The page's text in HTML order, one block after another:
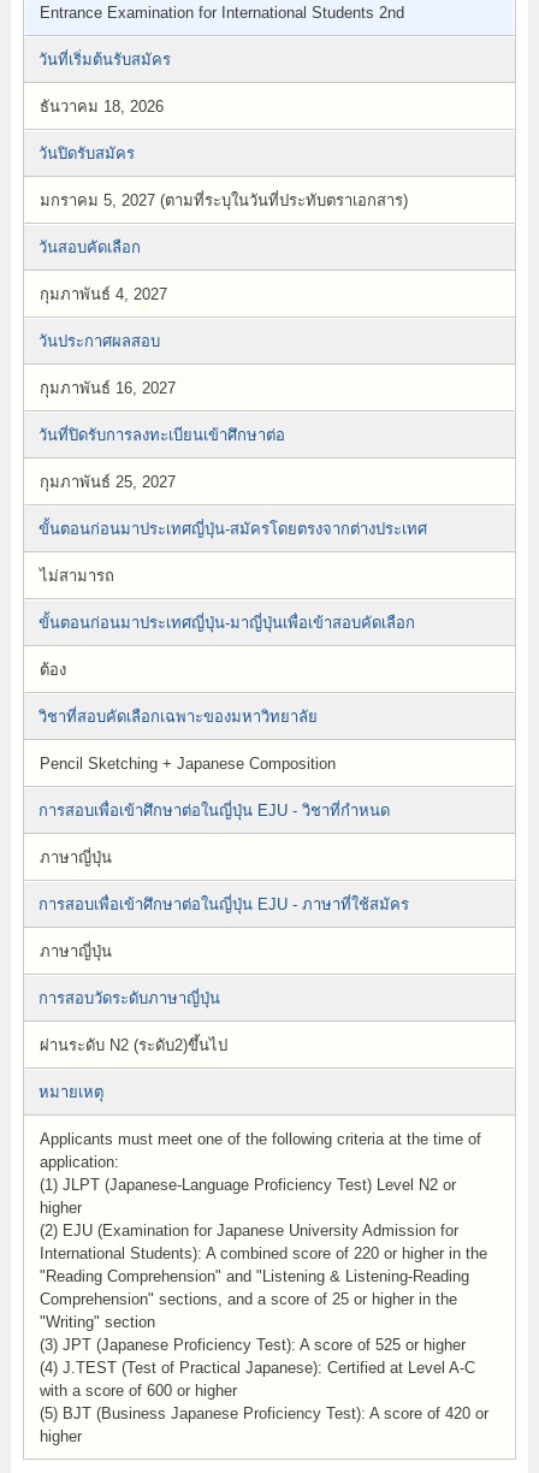
Entrance Examination for International Students 2nd
วันที่เริ่มต้นรับสมัคร
ธันวาคม 18, 2026
วันปิดรับสมัคร
มกราคม 5, 2027 (ตามที่ระบุในวันที่ประทับตราเอกสาร)
วันสอบคัดเลือก
กุมภาพันธ์ 4, 2027
วันประกาศผลสอบ
กุมภาพันธ์ 16, 2027
วันที่ปิดรับการลงทะเบียนเข้าศึกษาต่อ
กุมภาพันธ์ 25, 2027
ขั้นตอนก่อนมาประเทศญี่ปุ่น-สมัครโดยตรงจากต่างประเทศ
ไม่สามารถ
ขั้นตอนก่อนมาประเทศญี่ปุ่น-มาญี่ปุ่นเพื่อเข้าสอบคัดเลือก
ต้อง
วิชาที่สอบคัดเลือกเฉพาะของมหาวิทยาลัย
Pencil Sketching + Japanese Composition
การสอบเพื่อเข้าศึกษาต่อในญี่ปุ่น EJU - วิชาที่กำหนด
ภาษาญี่ปุ่น
การสอบเพื่อเข้าศึกษาต่อในญี่ปุ่น EJU - ภาษาที่ใช้สมัคร
ภาษาญี่ปุ่น
การสอบวัดระดับภาษาญี่ปุ่น
ผ่านระดับ N2 (ระดับ2)ขึ้นไป
หมายเหตุ
Applicants must meet one of the following criteria at the time of
application:
(1) JLPT (Japanese-Language Proficiency Test) Level N2 or
higher
(2) EJU (Examination for Japanese University Admission for
International Students): A combined score of 220 or higher in the
"Reading Comprehension" and "Listening & Listening-Reading
Comprehension" sections, and a score of 25 or higher in the
"Writing" section
(3) JPT (Japanese Proficiency Test): A score of 525 or higher
(4) J.TEST (Test of Practical Japanese): Certified at Level A-C
with a score of 600 or higher
(5) BJT (Business Japanese Proficiency Test): A score of 420 or
higher